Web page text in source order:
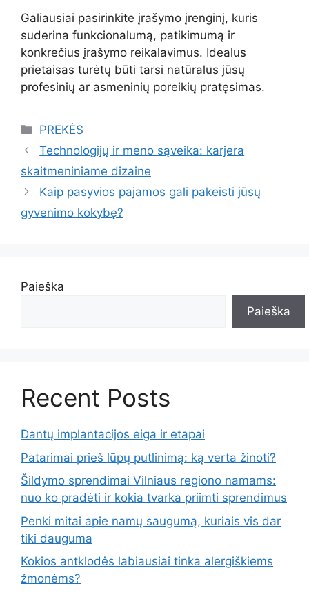
Galiausiai pasirinkite įrašymo įrenginį, kuris
suderina funkcionalumą, patikimumą ir
konkrečius įrašymo reikalavimus. Idealus
prietaisas turėtų būti tarsi natūralus jūsų
profesinių ar asmeninių poreikių pratęsimas.
Kategorijos
PREKĖS
Technologijų ir meno sąveika: karjera
skaitmeniniame dizaine
Kaip pasyvios pajamos gali pakeisti jūsų
gyvenimo kokybę?
Paieška
Paieška
Recent Posts
Dantų implantacijos eiga ir etapai
Patarimai prieš lūpų putlinimą: ką verta žinoti?
Šildymo sprendimai Vilniaus regiono namams:
nuo ko pradėti ir kokia tvarka priimti sprendimus
Penki mitai apie namų saugumą, kuriais vis dar
tiki dauguma
Kokios antklodės labiausiai tinka alergiškiems
žmonėms?